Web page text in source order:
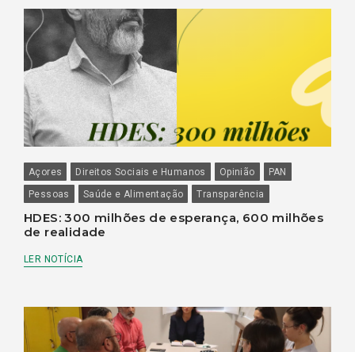
Açores Direitos Sociais e Humanos Opinião
PAN
Pessoas
Saúde e Alimentação Transparência
HDES: 300 milhões de esperança, 600 milhões
de realidade
LER NOTÍCIA